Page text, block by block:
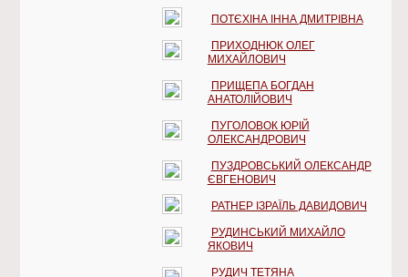
ПОТЄХІНА ІННА ДМИТРІВНА
ПРИХОДНЮК ОЛЕГ
МИХАЙЛОВИЧ
ПРИЩЕПА БОГДАН
АНАТОЛІЙОВИЧ
ПУГОЛОВОК ЮРІЙ
ОЛЕКСАНДРОВИЧ
ПУЗДРОВСЬКИЙ ОЛЕКСАНДР
ЄВГЕНОВИЧ
РАТНЕР ІЗРАЇЛЬ ДАВИДОВИЧ
РУДИНСЬКИЙ МИХАЙЛО
ЯКОВИЧ
РУДИЧ ТЕТЯНА